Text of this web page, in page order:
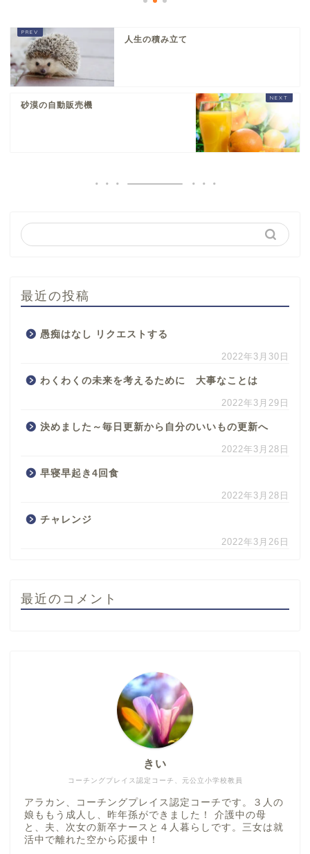
人生の積み立て
砂漠の自動販売機
最近の投稿
愚痴はなし リクエストする
2022年3月30日
わくわくの未来を考えるために 大事なことは
2022年3月29日
決めました～毎日更新から自分のいいもの更新へ
2022年3月28日
早寝早起き4回食
2022年3月28日
チャレンジ
2022年3月26日
最近のコメント
コーチングプレイス認定コーチ、元公立小学校教員
きい
アラカン、コーチングプレイス認定コーチです。３人の
娘ももう成人し、昨年孫ができました！ 介護中の母
と、夫、次女の新卒ナースと４人暮らしです。三女は就
活中で離れた空から応援中！
グ申し込み